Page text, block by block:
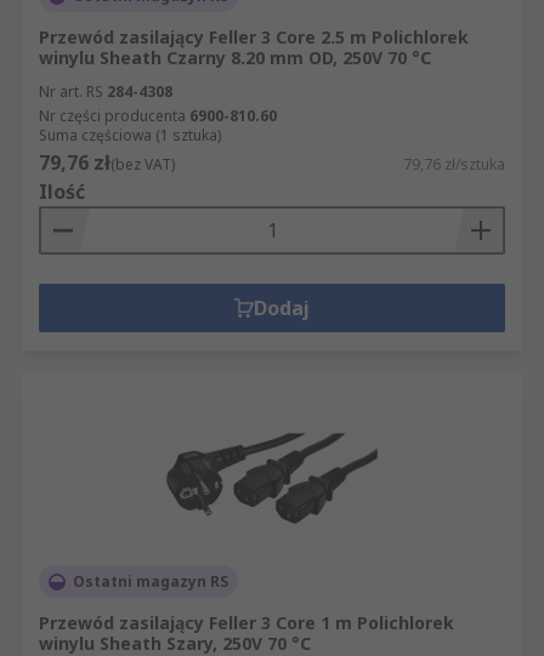
Przewód zasilający Feller 3 Core 2.5 m Polichlorek
winylu Sheath Czarny 8.20 mm OD, 250V 70 °C
Nr art. RS 284-4308
Nr części producenta 6900-810.60
Suma częściowa (1 sztuka)
79,76 zł(bez VAT) 79,76 zł/sztuka
Ilość
Dodaj
Ostatni magazyn RS
Przewód zasilający Feller 3 Core 1 m Polichlorek
winylu Sheath Szary, 250V 70 °C